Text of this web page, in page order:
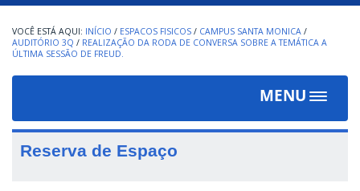
INÍCIO / ESPACOS FISICOS / CAMPUS SANTA MONICA /
AUDITÓRIO 3Q / REALIZAÇÃO DA RODA DE CONVERSA SOBRE A TEMÁTICA A
ÚLTIMA SESSÃO DE FREUD.
MENU
Toggle
Reserva de Espaço